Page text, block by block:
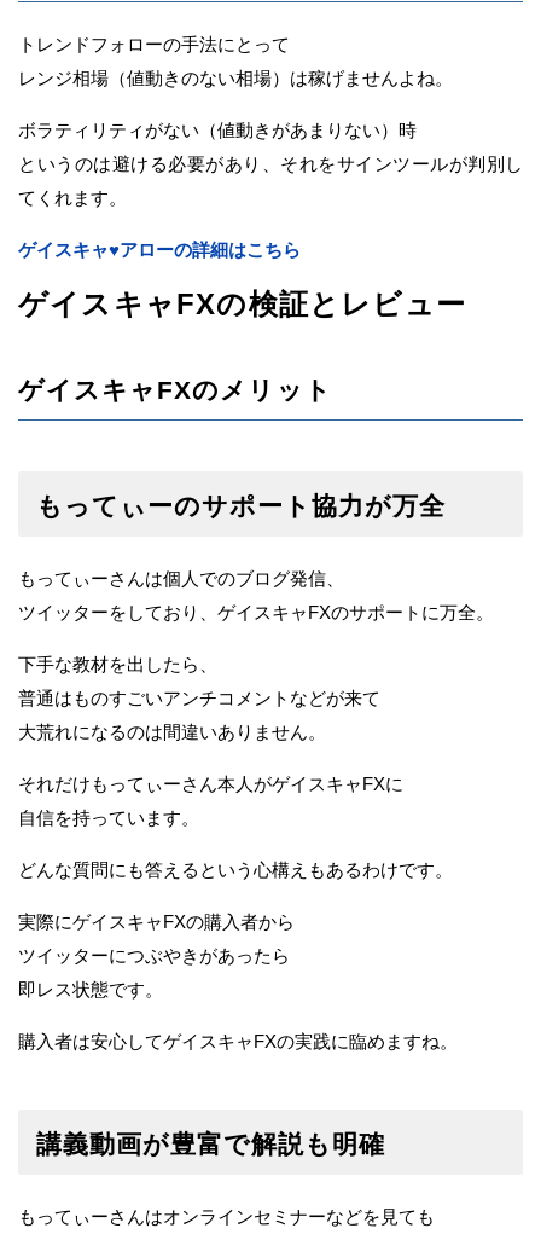
トレンドフォローの手法にとって
レンジ相場（値動きのない相場）は稼げませんよね。
ボラティリティがない（値動きがあまりない）時
というのは避ける必要があり、それをサインツールが判別し
てくれます。
ゲイスキャ♥アローの詳細はこちら
ゲイスキャFXの検証とレビュー
ゲイスキャFXのメリット
もってぃーのサポート協力が万全
もってぃーさんは個人でのブログ発信、
ツイッターをしており、ゲイスキャFXのサポートに万全。
下手な教材を出したら、
普通はものすごいアンチコメントなどが来て
大荒れになるのは間違いありません。
それだけもってぃーさん本人がゲイスキャFXに
自信を持っています。
どんな質問にも答えるという心構えもあるわけです。
実際にゲイスキャFXの購入者から
ツイッターにつぶやきがあったら
即レス状態です。
購入者は安心してゲイスキャFXの実践に臨めますね。
講義動画が豊富で解説も明確
もってぃーさんはオンラインセミナーなどを見ても